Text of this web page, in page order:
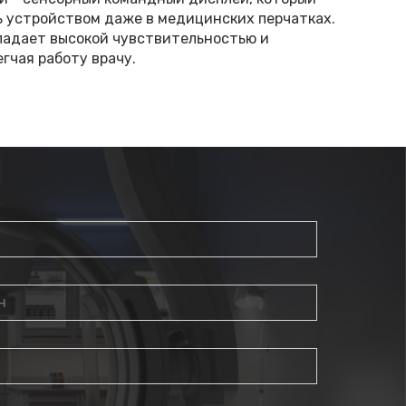
устройством даже в медицинских перчатках.
высокой чувствительностью и
работу врачу.
для УЗ-устройства
с ограничивающими бортиками, которая
размещение устройства и предотвращает
падения. Бортики служат дополнительной
безопасность при транспортировке или
тремя лотками для хранения. Эти лотки
место для хранения аксессуаров, расходных